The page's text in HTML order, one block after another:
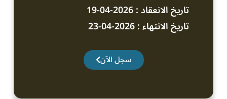
تاريخ الانعقاد : 2026-04-19
تاريخ الانتهاء : 2026-04-23
سجل الآن